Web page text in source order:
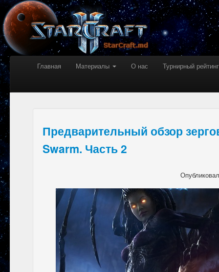
Главная Материалы О нас Турнирный рейтинг
Предварительный обзор
Swarm. Часть 2